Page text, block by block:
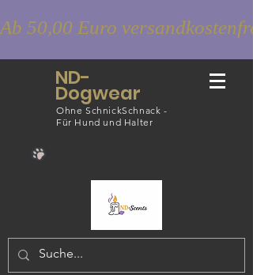
Ab 50,00 Euro versandkostenfrei
ND-
Dogwear
Ohne SchnickSchnack -
Für Hund und Halter